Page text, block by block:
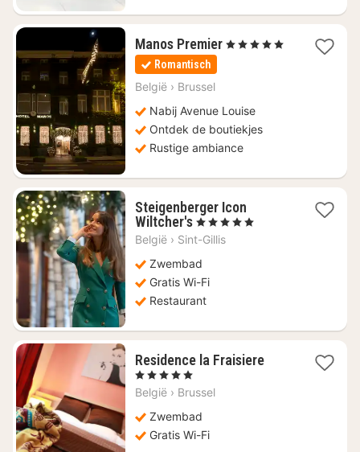
Manos Premier1
, 5 Sterren
Romantisch
België › Brussel
Nabij Avenue Louise
Ontdek de boutiekjes
Rustige ambiance
Steigenberger Icon
Wiltcher's1
nacht
€
174,11
, 5 Sterren
België › Sint-Gillis
Zwembad
Gratis Wi-Fi
Restaurant
Residence la Fraisiere1
, 5 Sterren
België › Brussel
Zwembad
Gratis Wi-Fi